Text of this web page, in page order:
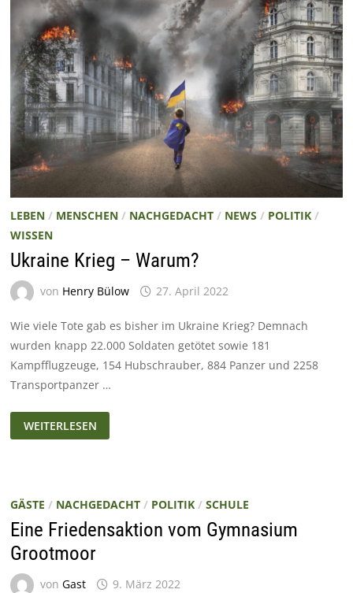
LEBEN/ MENSCHEN/ NACHGEDACHT/ NEWS / POLITIK/
WISSEN
Ukraine Krieg – Warum?
von Henry Bülow 27. April 2022
Wie viele Tote gab es bisher im Ukraine Krieg? Demnach
wurden knapp 22.000 Soldaten getötet sowie 181
Kampfflugzeuge, 154 Hubschrauber, 884 Panzer und 2258
Transportpanzer …
UKRAINE
KRIEG
–
WEITERLESEN
GÄSTE / NACHGEDACHT/ POLITIK/ SCHULE
Eine Friedensaktion vom Gymnasium
Grootmoor
von Gast 9. März 2022